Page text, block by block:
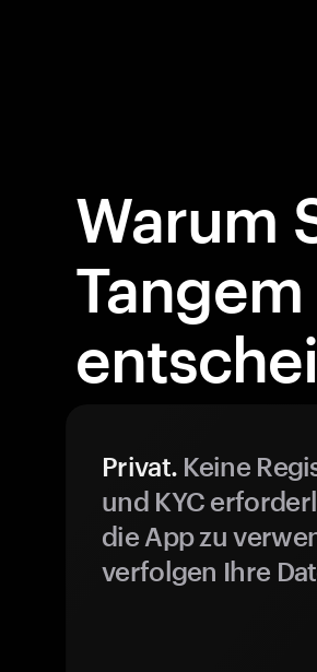
Warum
Privat. Keine
und KYC
die App zu
verfolgen Ihre